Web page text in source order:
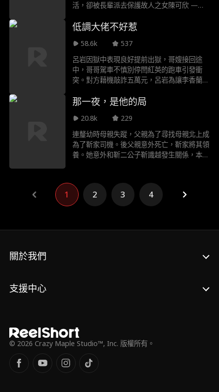
活，卻被長輩派去保護故人之女陳可欣 ——
的神奇天藥。初到江陵，江魚與陳可欣陰差陽
勢讓江魚做自己的擋箭牌，伴其左右。因各方
勢力對天藥虎視眈眈，陳可欣深陷危機，而江
魚則潛伏暗處，一路過關斬將，默默守護著
她。
低調大佬不好惹
58.6k
537
呂岩因獄中表現良好提前出獄，哥嫂接回途
中，哥哥駕車不慎別停閆紅英的跑車引發衝
突。對方藉機敲詐五萬元，呂岩為讓李香蘭趕
紅英及其同伴，還擊敗前來支援的黃霸天。黃
天龍趕到後對峙升級，呂岩獨戰眾手下盡顯驚
人戰力。關鍵時刻，江城商會會長黃楚極路過
認出呂岩並相助，其不凡身份與隱藏過往初露
端倪。
那一夜，是他的局
20.8k
229
連釐幼時母親失蹤，父親為了尋找母親北上成
為了靳家司機。後父親意外死亡，靳家將其領
養。她意外和靳二公子靳識越發生關係，本以
1 2 3 4
關於我們
支援中心
© 2026 Crazy Maple Studio™, Inc. 版權所有。